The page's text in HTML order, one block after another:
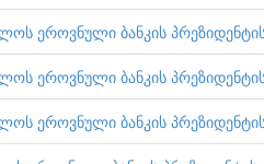
ეროვნული ბანკის
ეროვნული ბანკის
ეროვნული ბანკის